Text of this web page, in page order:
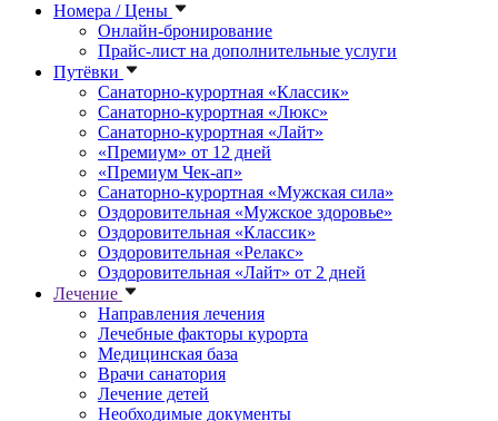
Номера / Цены
Онлайн-бронирование
Прайс-лист на дополнительные услуги
Путёвки
Санаторно-курортная «Классик»
Санаторно-курортная «Люкс»
Санаторно-курортная «Лайт»
«Премиум» от 12 дней
«Премиум Чек-ап»
Санаторно-курортная «Мужская сила»
Оздоровительная «Мужское здоровье»
Оздоровительная «Классик»
Оздоровительная «Релакс»
Оздоровительная «Лайт» от 2 дней
Лечение
Направления лечения
Лечебные факторы курорта
Медицинская база
Врачи санатория
Лечение детей
Необходимые документы